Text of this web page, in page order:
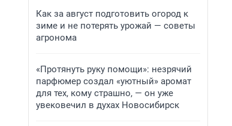
Как за август подготовить огород к
зиме и не потерять урожай — советы
агронома
«Протянуть руку помощи»: незрячий
парфюмер создал «уютный» аромат
для тех, кому страшно, — он уже
увековечил в духах Новосибирск